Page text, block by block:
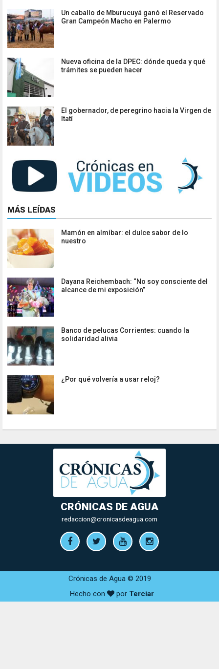
Un caballo de Mburucuyá ganó el Reservado
Gran Campeón Macho en Palermo
Nueva oficina de la DPEC: dónde queda y qué
trámites se pueden hacer
El gobernador, de peregrino hacia la Virgen de
Itatí
MÁS LEÍDAS
Mamón en almíbar: el dulce sabor de lo
nuestro
Dayana Reichembach: “No soy consciente del
alcance de mi exposición”
Banco de pelucas Corrientes: cuando la
solidaridad alivia
¿Por qué volvería a usar reloj?
CRÓNICAS DE AGUA
redaccion@cronicasdeagua.com
Crónicas de Agua © 2019
Hecho con
por Terciar